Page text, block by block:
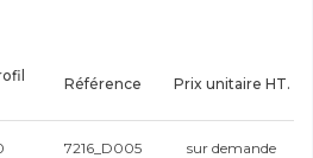
Référence Prix unitaire HT.
7216_D005 sur demande